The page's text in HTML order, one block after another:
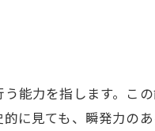
能力を指します。こ
に見ても、瞬発力の